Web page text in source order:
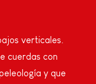
verticales.
cuerdas con
y que